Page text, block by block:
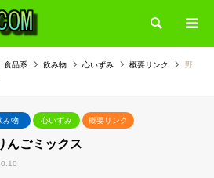
検索
食品系 飲み物 心いずみ 概要リンク
野
み物 心いずみ 概要リンク
んごミックス